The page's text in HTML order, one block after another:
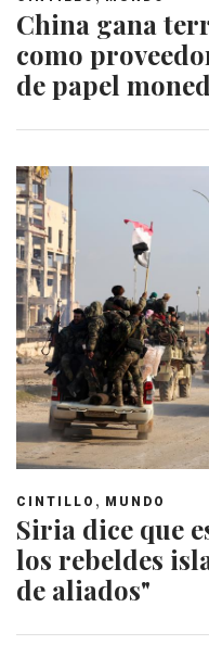
China gana
como
de papel
CINTILLO , MUNDO
Siria dice que
los rebeldes
de aliados"